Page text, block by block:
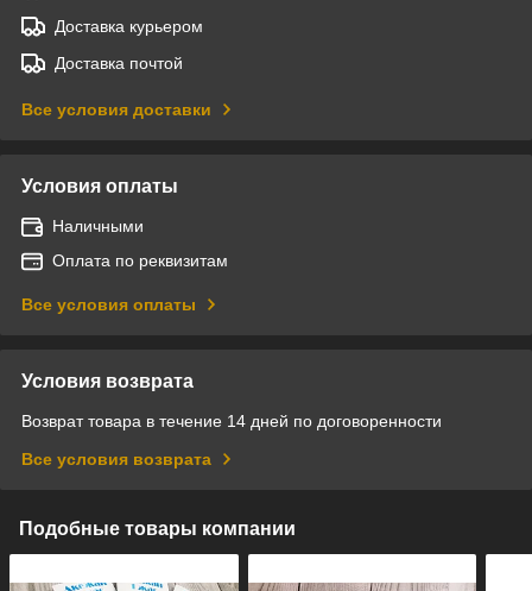
Доставка курьером
Доставка почтой
Все условия доставки
Условия оплаты
Наличными
Оплата по реквизитам
Все условия оплаты
Условия возврата
Возврат товара в течение 14 дней по договоренности
Все условия возврата
Подобные товары компании